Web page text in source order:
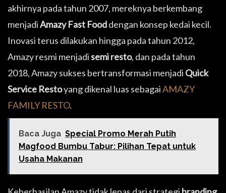
akhirnya pada tahun 2007, mereknya berkembang
menjadiAmazy Fast Fooddengan konsep kedai kecil.
Inovasi terus dilakukan hingga pada tahun 2012,
Amazy resmi menjadisemi resto, dan pada tahun
2018, Amazy sukses bertransformasi menjadi Quick
Service Restoyang dikenal luas sebagaiAMAZY
FAMILY RESTO.
Baca Juga Special Promo Merah Putih
Magfood Bumbu Tabur: Pilihan Tepat untuk
Usaha Makanan